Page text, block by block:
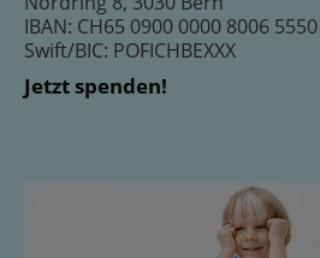
IBAN: CH65 0900 0000 8006
Swift/BIC: POFICHBEXXX
Jetzt spenden!